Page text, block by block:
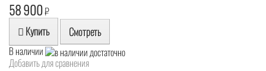
58 900₽
Купить Смотреть
В наличии
Добавить для сравнения